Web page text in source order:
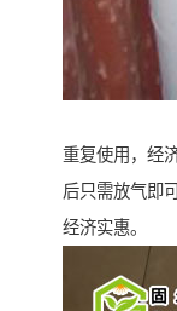
重复使用，经
后只需放气即
经济实惠。